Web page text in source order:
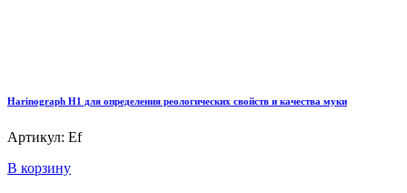
Harinograph Н1 для определения реологических свойств и качества муки
Артикул: Ef
В корзину